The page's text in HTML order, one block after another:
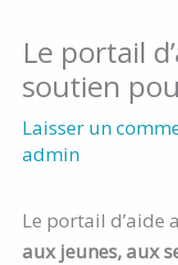
Le portail
soutien
Laisser un
admin
Le portail d’aide
aux jeunes, aux